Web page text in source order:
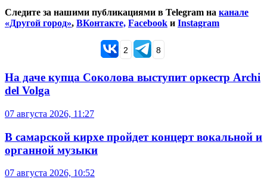
Следите за нашими публикациями в Telegram на канале
«Другой город», ВКонтакте, Facebook и Instagram
2 8
На даче купца Соколова выступит оркестр Archi
del Volga
07 августа 2026, 11:27
В самарской кирхе пройдет концерт вокальной и
органной музыки
07 августа 2026, 10:52